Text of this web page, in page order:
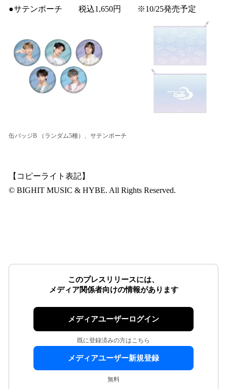
●サテンポーチ 税込1,650円 ※10/25発売予定
缶バッジB （ランダム5種）、サテンポーチ
【コピーライト表記】
© BIGHIT MUSIC & HYBE. All Rights Reserved.
このプレスリリースには、
メディア関係者向けの情報があります
メディアユーザーログイン
既に登録済みの方はこちら
メディアユーザー新規登録
無料